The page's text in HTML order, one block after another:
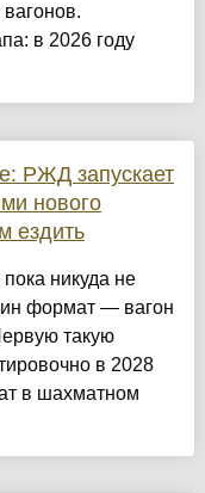
в 2026 году
РЖД запускает
нового
ездить
никуда не
формат — вагон
такую
в 2028
в шахматном